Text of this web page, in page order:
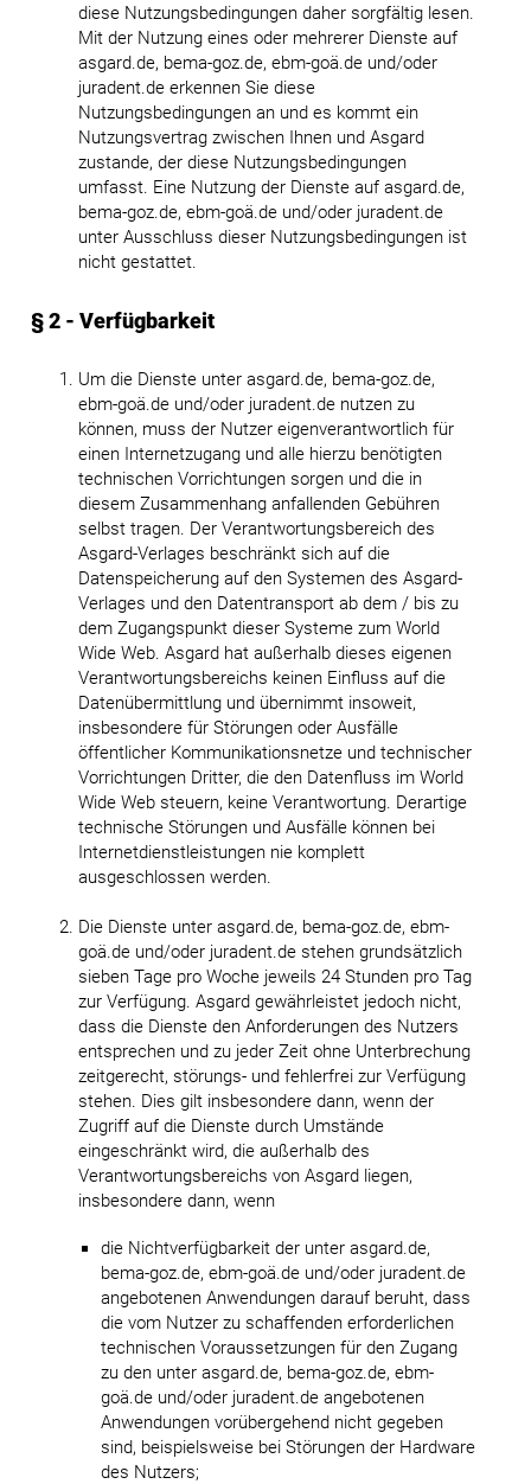
diese Nutzungsbedingungen daher sorgfältig lesen.
Mit der Nutzung eines oder mehrerer Dienste auf
asgard.de, bema-goz.de, ebm-goä.de und/oder
juradent.de erkennen Sie diese
Nutzungsbedingungen an und es kommt ein
Nutzungsvertrag zwischen Ihnen und Asgard
zustande, der diese Nutzungsbedingungen
umfasst. Eine Nutzung der Dienste auf asgard.de,
bema-goz.de, ebm-goä.de und/oder juradent.de
unter Ausschluss dieser Nutzungsbedingungen ist
nicht gestattet.
§ 2 - Verfügbarkeit
Um die Dienste unter asgard.de, bema-goz.de,
ebm-goä.de und/oder juradent.de nutzen zu
können, muss der Nutzer eigenverantwortlich für
einen Internetzugang und alle hierzu benötigten
technischen Vorrichtungen sorgen und die in
diesem Zusammenhang anfallenden Gebühren
selbst tragen. Der Verantwortungsbereich des
Asgard-Verlages beschränkt sich auf die
Datenspeicherung auf den Systemen des Asgard-
Verlages und den Datentransport ab dem / bis zu
dem Zugangspunkt dieser Systeme zum World
Wide Web. Asgard hat außerhalb dieses eigenen
Verantwortungsbereichs keinen Einfluss auf die
Datenübermittlung und übernimmt insoweit,
insbesondere für Störungen oder Ausfälle
öffentlicher Kommunikationsnetze und technischer
Vorrichtungen Dritter, die den Datenfluss im World
Wide Web steuern, keine Verantwortung. Derartige
technische Störungen und Ausfälle können bei
Internetdienstleistungen nie komplett
ausgeschlossen werden.
Die Dienste unter asgard.de, bema-goz.de, ebm-
goä.de und/oder juradent.de stehen grundsätzlich
sieben Tage pro Woche jeweils 24 Stunden pro Tag
zur Verfügung. Asgard gewährleistet jedoch nicht,
dass die Dienste den Anforderungen des Nutzers
entsprechen und zu jeder Zeit ohne Unterbrechung
zeitgerecht, störungs- und fehlerfrei zur Verfügung
stehen. Dies gilt insbesondere dann, wenn der
Zugriff auf die Dienste durch Umstände
eingeschränkt wird, die außerhalb des
Verantwortungsbereichs von Asgard liegen,
insbesondere dann, wenn
die Nichtverfügbarkeit der unter asgard.de,
bema-goz.de, ebm-goä.de und/oder juradent.de
angebotenen Anwendungen darauf beruht, dass
die vom Nutzer zu schaffenden erforderlichen
technischen Voraussetzungen für den Zugang
zu den unter asgard.de, bema-goz.de, ebm-
goä.de und/oder juradent.de angebotenen
Anwendungen vorübergehend nicht gegeben
sind, beispielsweise bei Störungen der Hardware
des Nutzers;